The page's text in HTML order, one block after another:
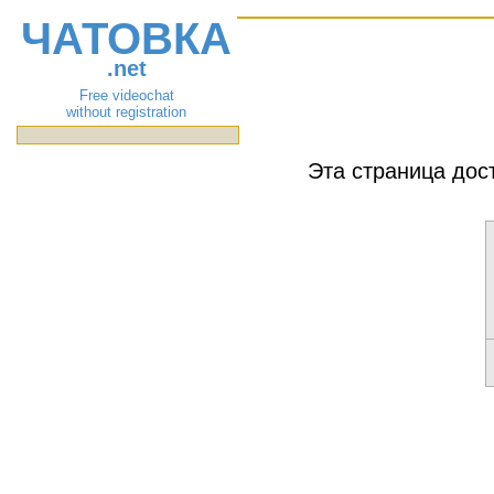
ЧАТОВКА
.net
Free videochat
without registration
Эта страница